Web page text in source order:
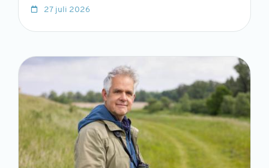
27 juli 2026